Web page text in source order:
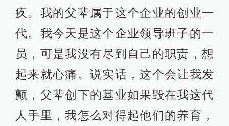
疚。我的父辈属于这个企业的创业一
代。我今天是这个企业领导班子的一
员，可是我没有尽到自己的职责，想
起来就心痛。说实话，这个会让我发
颤，父辈创下的基业如果毁在我这代
人手里，我怎么对得起他们的养育，